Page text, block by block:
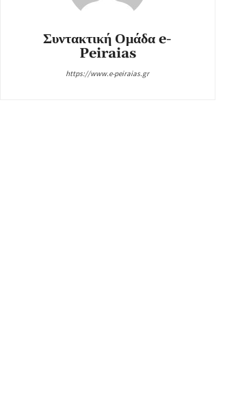
Συντακτική Ομάδα e-
Peiraias
https://www.e-peiraias.gr